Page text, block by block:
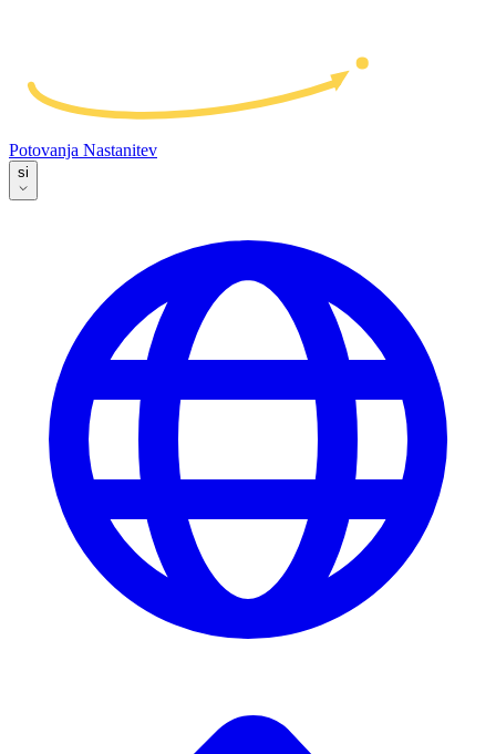
Potovanja Nastanitev
si